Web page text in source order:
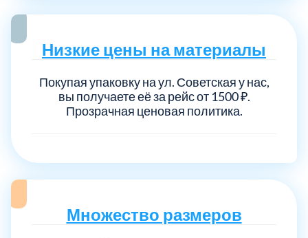
Низкие цены на материалы
Покупая упаковку на ул. Советская у нас,
вы получаете её за рейс от 1500 ₽.
Прозрачная ценовая политика.
Множество размеров